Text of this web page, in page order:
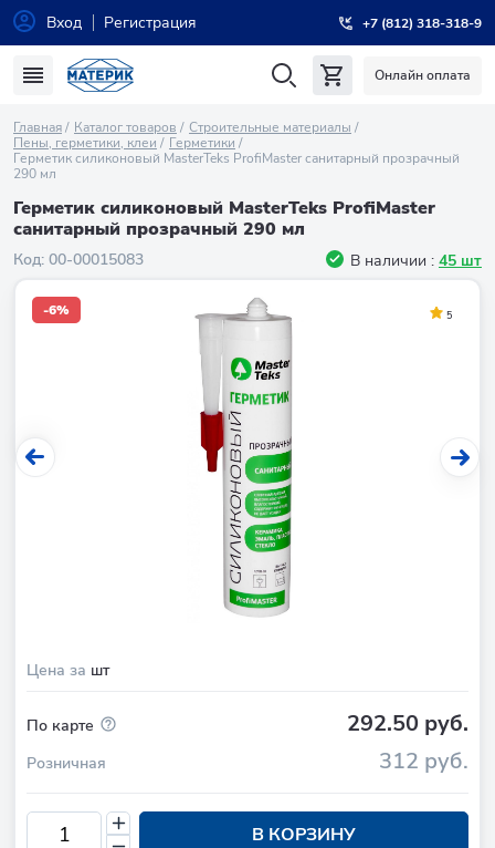
Вход Регистрация +7 (812) 318-318-9
Онлайн оплата
Главная Каталог товаров
Строительные материалы
Пены, герметики, клеи
Герметики
Герметик силиконовый MasterTeks ProfiMaster санитарный прозрачный
290 мл
Герметик силиконовый MasterTeks ProfiMaster
санитарный прозрачный 290 мл
Код: 00-00015083 В наличии : 45 шт
Цена за шт
-6% 5
По карте 292.50 руб.
Розничная 312 руб.
В КОРЗИНУ